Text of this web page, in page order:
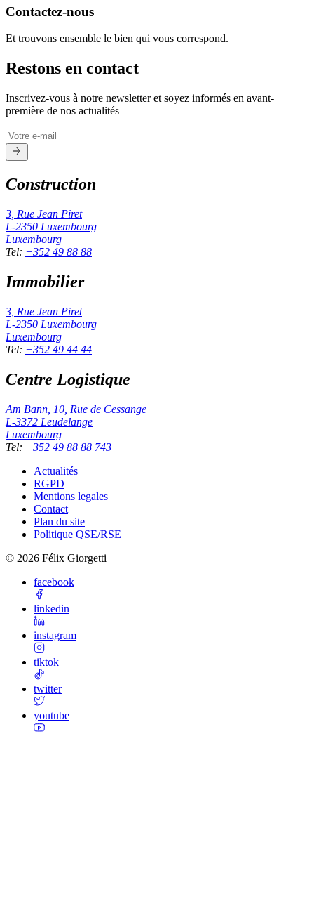
Contactez-nous
Et trouvons ensemble le bien qui vous correspond.
Restons en contact
Inscrivez-vous à notre newsletter et soyez informés en avant-
première de nos actualités
Construction
3, Rue Jean Piret
L-2350 Luxembourg
Luxembourg
Tel: +352 49 88 88
Immobilier
3, Rue Jean Piret
L-2350 Luxembourg
Luxembourg
Tel: +352 49 44 44
Centre Logistique
Am Bann, 10, Rue de Cessange
L-3372 Leudelange
Luxembourg
Tel: +352 49 88 88 743
Actualités
RGPD
Mentions legales
Contact
Plan du site
Politique QSE/RSE
© 2026 Félix Giorgetti
facebook
linkedin
instagram
tiktok
twitter
youtube